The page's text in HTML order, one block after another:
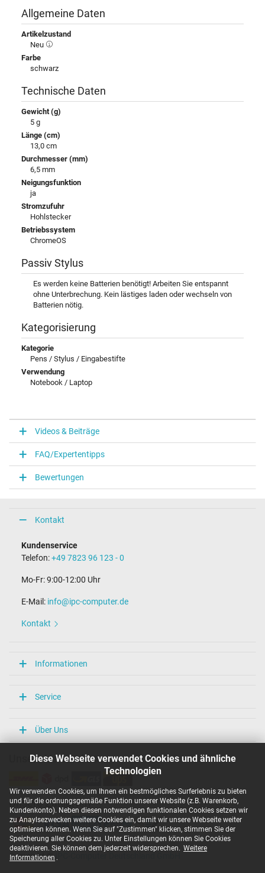
Diese Webseite verwendet Cookies und ähnliche
Technologien
Wir verwenden Cookies, um Ihnen ein bestmögliches Surferlebnis zu bieten
und für die ordnungsgemäße Funktion unserer Website (z.B. Warenkorb,
Kundenkonto). Neben diesen notwendigen funktionalen Cookies setzen wir
zu Anaylsezwecken weitere Cookies ein, damit wir unsere Webseite weiter
optimieren können. Wenn Sie auf "Zustimmen" klicken, stimmen Sie der
Speicherung aller Cookies zu. Unter Einstellungen können Sie Cookies
deaktivieren. Sie können dem jederzeit widersprechen. Weitere
Informationen .
Allgemeine Daten
Artikelzustand
Neu
Farbe
schwarz
Technische Daten
Gewicht (g)
5 g
Länge (cm)
13,0 cm
Durchmesser (mm)
6,5 mm
Neigungsfunktion
ja
Stromzufuhr
Hohlstecker
Betriebssystem
ChromeOS
Passiv Stylus
Es werden keine Batterien benötigt! Arbeiten Sie entspannt
ohne Unterbrechung. Kein lästiges laden oder wechseln von
Batterien nötig.
Kategorisierung
Kategorie
Pens / Stylus / Eingabestifte
Verwendung
Notebook / Laptop
Videos & Beiträge
FAQ/Expertentipps
Bewertungen
Kontakt
Kundenservice
Telefon:+49 7823 96 123 - 0
Mo-Fr: 9:00-12:00 Uhr
E-Mail: info@ipc-computer.de
Kontakt
Informationen
Service
Über Uns
Unsere Versandarten
Unsere Zahlarten
Copyright ©